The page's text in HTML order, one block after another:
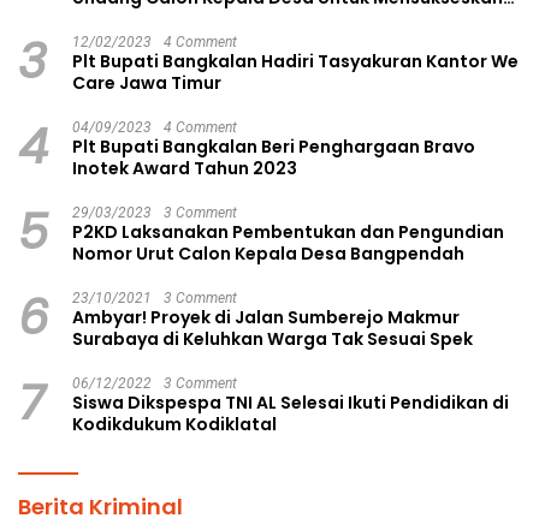
3 12/02/2023 4 Comment
Plt Bupati Bangkalan Hadiri Tasyakuran Kantor We
Care Jawa Timur
4 04/09/2023 4 Comment
Plt Bupati Bangkalan Beri Penghargaan Bravo
Inotek Award Tahun 2023
5 29/03/2023 3 Comment
P2KD Laksanakan Pembentukan dan Pengundian
Nomor Urut Calon Kepala Desa Bangpendah
6 23/10/2021 3 Comment
Ambyar! Proyek di Jalan Sumberejo Makmur
Surabaya di Keluhkan Warga Tak Sesuai Spek
7 06/12/2022 3 Comment
Siswa Dikspespa TNI AL Selesai Ikuti Pendidikan di
Kodikdukum Kodiklatal
Berita Kriminal